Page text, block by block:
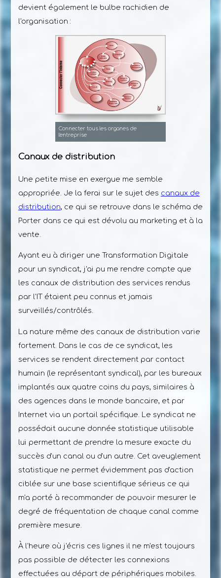
devient également le bulbe rachidien de
l'organisation :
Connecter tous les organes de
l'entreprise
Canaux de distribution
Une petite mise en exergue me semble
appropriée. Je la ferai sur le sujet des canaux de
distribution, ce qui se retrouve dans le schéma de
Porter dans ce qui est dévolu au marketing et à la
vente.
Ayant eu à diriger une Transformation Digitale
pour un syndicat, j'ai pu me rendre compte que
les canaux de distribution des services rendus
par l'IT étaient peu connus et jamais
surveillés/contrôlés.
La nature même des canaux de distribution varie
fortement. Dans le cas de ce syndicat, les
services se rendent directement par contact
humain (le représentant syndical), par les bureaux
implantés aux quatre coins du pays, similaires à
des agences dans le monde bancaire, et par
Internet via un portail spécifique. Le syndicat ne
possédait aucune donnée statistique utilisable
lui permettant de prendre la mesure exacte du
succès d'un canal ou d'un autre. Cet aveuglement
statistique ne permet évidemment pas d'action
ciblée sur une base scientifique sérieus ce qui
m'a porté à recommander de pouvoir mesurer le
degré de fréquentation de chaque canal comme
première mesure.
À l'heure où j'écris ces lignes il ne m'est toujours
pas possible de détecter les connexions
effectuées au départ de périphériques mobiles.